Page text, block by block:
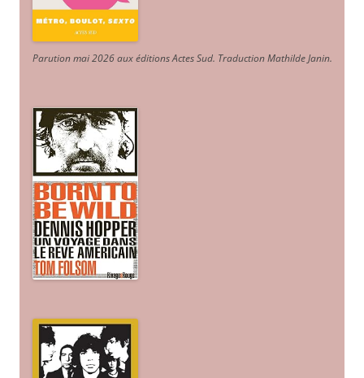
Parution mai 2026 aux éditions Actes Sud. Traduction Mathilde Janin.